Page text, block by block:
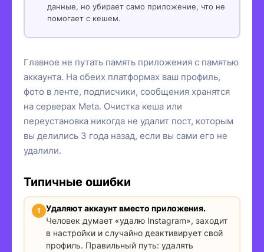
данные, но убирает само приложение, что не
помогает с кешем.
Главное не путать память приложения с памятью
аккаунта. На обеих платформах ваш профиль,
фото в ленте, подписчики, сообщения хранятся
на серверах Meta. Очистка кеша или
переустановка никогда не удалит пост, которым
вы делились 3 года назад, если вы сами его не
удалили.
Типичные ошибки
Удаляют аккаунт вместо приложения.
Человек думает «удалю Instagram», заходит
в настройки и случайно деактивирует свой
профиль. Правильный путь: удалять